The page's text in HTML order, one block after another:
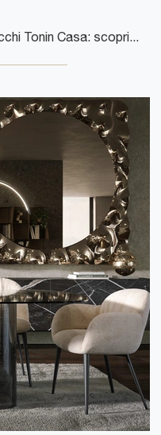
Complementi accessori e specchi Tonin Casa: scopri come impreziosire i tuoi spazi moderni con il modello Specchiera Arké.